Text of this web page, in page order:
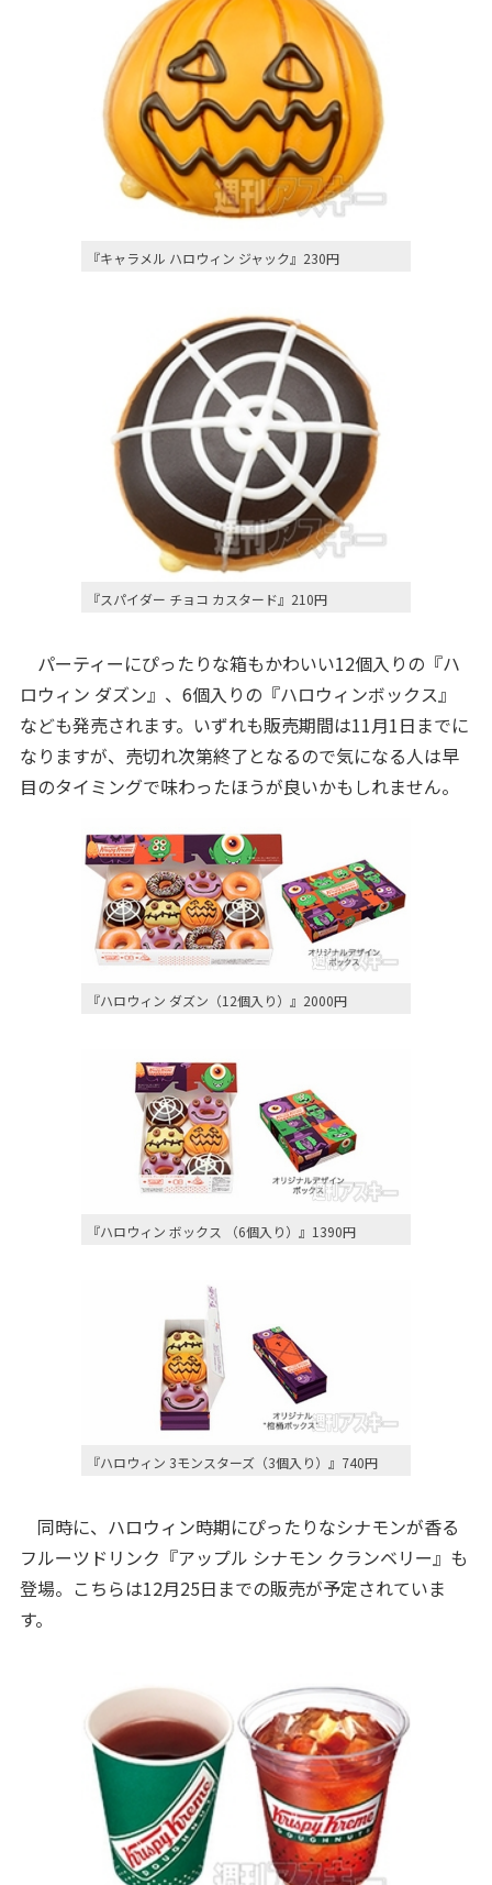
『キャラメル ハロウィン ジャック』230円
『スパイダー チョコ カスタード』210円
パーティーにぴったりな箱もかわいい12個入りの『ハ
ロウィン ダズン』、6個入りの『ハロウィンボックス』
なども発売されます。いずれも販売期間は11月1日までに
なりますが、売切れ次第終了となるので気になる人は早
目のタイミングで味わったほうが良いかもしれません。
『ハロウィン ダズン（12個入り）』2000円
『ハロウィン ボックス （6個入り）』1390円
『ハロウィン 3モンスターズ（3個入り）』740円
同時に、ハロウィン時期にぴったりなシナモンが香る
フルーツドリンク『アップル シナモン クランベリー』も
登場。こちらは12月25日までの販売が予定されていま
す。